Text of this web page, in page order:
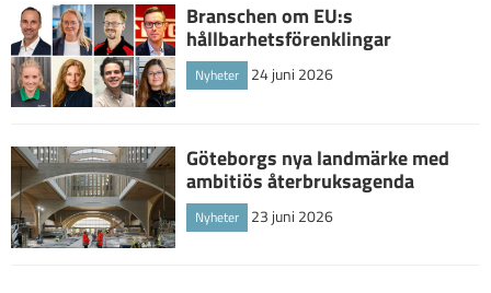
Branschen om EU:s
hållbarhetsförenklingar
Nyheter 24 juni 2026
Göteborgs nya landmärke med
ambitiös återbruksagenda
Nyheter 23 juni 2026